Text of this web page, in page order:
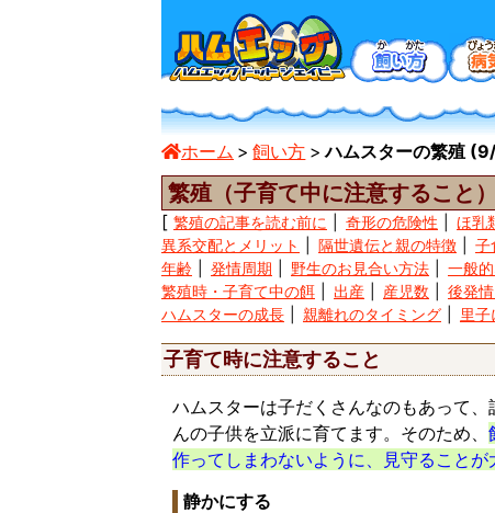
ホーム 飼い方 ハムスターの繁殖
繁殖（子育て中に注意すること）
繁殖の記事を読む前に 奇形の危険性 ほ乳
異系交配とメリット
隔世遺伝と親の特徴 子
年齢
発情周期 野生のお見合い方法 一般
繁殖時・子育て中の餌
出産 産児数 後発
ハムスターの成長
親離れのタイミング 里子
子育て時に注意すること
ハムスターは子だくさんなのもあって
んの子供を立派に育てます。そのため、
作ってしまわないように、見守ることが
静かにする